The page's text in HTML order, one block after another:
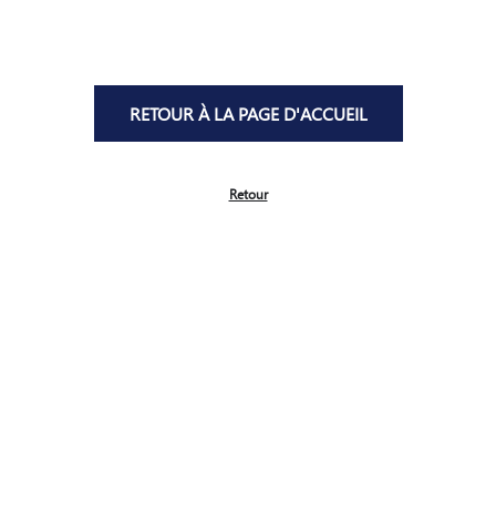
RETOUR À LA PAGE D'ACCUEIL
Retour